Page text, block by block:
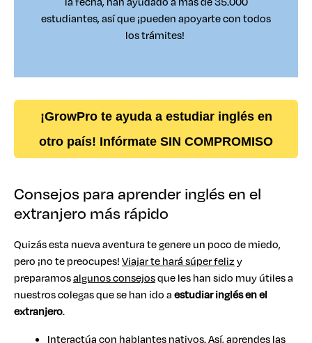
estudiantes, así que ¡pueden apoyarte con todos
los trámites!
¡GrowPro te ayuda a estudiar inglés en
otro país! Infórmate SIN COMPROMISO
Consejos para aprender inglés en el
extranjero más rápido
Quizás esta nueva aventura te genere un poco de miedo,
pero ¡no te preocupes!Viajar te hará súper felizy
preparamosalgunos consejosque les han sido muy útiles a
nuestros colegas que se han ido aestudiar inglés en el
extranjero.
Interactúa con hablantes nativos. Así, aprendes las